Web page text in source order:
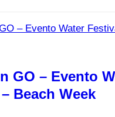
GO – Evento
Beach Week